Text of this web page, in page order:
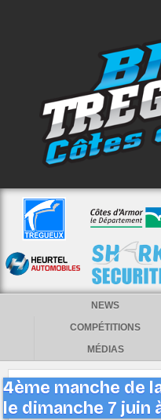
NEWS
COMPÉTITIONS
MÉDIAS
4ème manche de
le dimanche 7 juin